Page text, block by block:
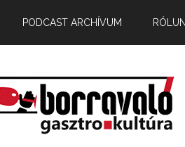
PODCAST ARCHÍVUM